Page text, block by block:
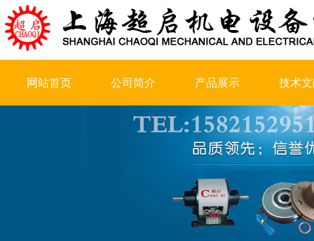
网站首页 公司简介 产品展示 技术